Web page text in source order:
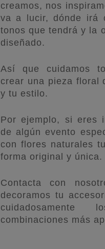
creamos, nos
va a lucir, dónde irá
tonos que tendrá y la
diseñado.
Así que cuidamos
crear una pieza floral
y tu estilo.
Por ejemplo, si eres
de algún evento
con flores naturales
forma original y única.
Contacta con
decoramos tu
combinaciones más